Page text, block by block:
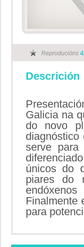
Reproducións
Descrición
Galicia na
do novo
serve
únicos do
piares do
Finalmente
para